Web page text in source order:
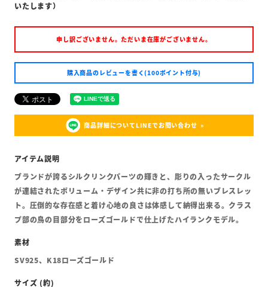
いたします）
申し訳ございません。ただいま在庫がございません。
購入商品のレビューを書く(100ポイント付与)
商品詳細についてLINEでお問い合わせ
ブランドが誇るシルクリンクパーツの輝きと、彫りの入ったサークル
が連結されたボリューム・デザイン共に非の打ち所の無いブレスレッ
ト。圧倒的な存在感と着け心地の良さは体感して納得出来る。クラス
プ部の鳥の目部分をローズゴールドで仕上げたハイランクモデル。
SV925、K18ローズゴールド